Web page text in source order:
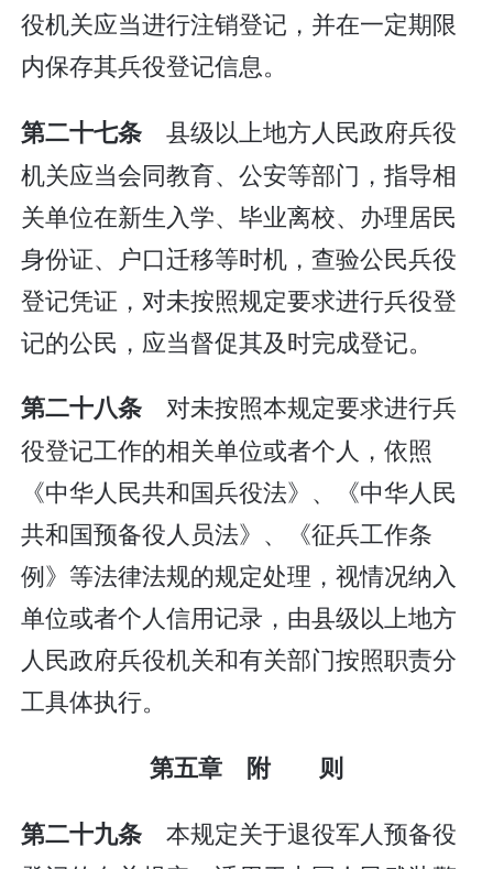
役机关应当进行注销登记，并在一定期限
内保存其兵役登记信息。
第二十七条县级以上地方人民政府兵役
机关应当会同教育、公安等部门，指导相
关单位在新生入学、毕业离校、办理居民
身份证、户口迁移等时机，查验公民兵役
登记凭证，对未按照规定要求进行兵役登
记的公民，应当督促其及时完成登记。
第二十八条对未按照本规定要求进行兵
役登记工作的相关单位或者个人，依照
《中华人民共和国兵役法》、《中华人民
共和国预备役人员法》、《征兵工作条
例》等法律法规的规定处理，视情况纳入
单位或者个人信用记录，由县级以上地方
人民政府兵役机关和有关部门按照职责分
工具体执行。
第五章 附 则
第二十九条 本规定关于退役军人预备役